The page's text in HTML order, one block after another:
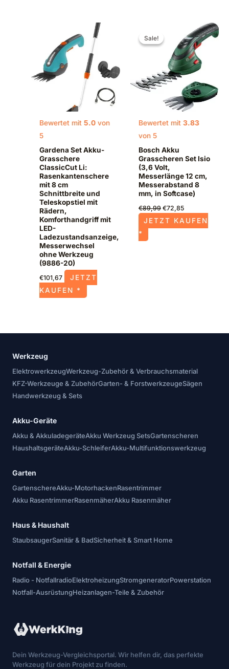
Bewertet mit5.0 von
5
Gardena Set Akku-
Grasschere
ClassicCut Li:
Rasenkantenschere
mit 8 cm
Schnittbreite und
Teleskopstiel mit
Rädern,
Komforthandgriff mit
LED-
Ladezustandsanzeige,
Messerwechsel
ohne Werkzeug
(9886-20)
€101,67
JETZT
KAUFEN *
Sale!
Sale!
Bewertet mit 3.83
von 5
Bosch Akku
Grasscheren Set Isio
(3,6 Volt,
Messerlänge 12 cm,
Messerabstand 8
mm, in Softcase)
€89,99
Ursprünglicher
war:
€89,99
€72,85
Aktueller
Preis
ist:
€72,85.
JETZT KAUFEN
*
Werkzeug
ElektrowerkzeugWerkzeug-Zubehör & Verbrauchsmaterial
KFZ-Werkzeuge & ZubehörGarten- & ForstwerkzeugeSägen
Handwerkzeug & Sets
Akku-Geräte
Akku & AkkuladegeräteAkku Werkzeug SetsGartenscheren
HaushaltsgeräteAkku-SchleiferAkku-Multifunktionswerkzeug
Garten
GartenschereAkku-MotorhackenRasentrimmer
Akku RasentrimmerRasenmäherAkku Rasenmäher
Haus & Haushalt
StaubsaugerSanitär & BadSicherheit & Smart Home
Notfall & Energie
Radio - NotfallradioElektroheizungStromgeneratorPowerstation
Notfall-AusrüstungHeizanlagen-Teile & Zubehör
Dein Werkzeug-Vergleichsportal. Wir helfen dir, das perfekte
Werkzeug für dein Projekt zu finden.